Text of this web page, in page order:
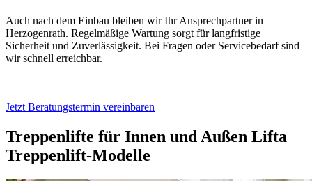
Auch nach dem Einbau bleiben wir Ihr Ansprechpartner in
Herzogenrath. Regelmäßige Wartung sorgt für langfristige
Sicherheit und Zuverlässigkeit. Bei Fragen oder Servicebedarf sind
wir schnell erreichbar.
Jetzt Beratungstermin vereinbaren
Treppenlifte für Innen und Außen Lifta
Treppenlift-Modelle